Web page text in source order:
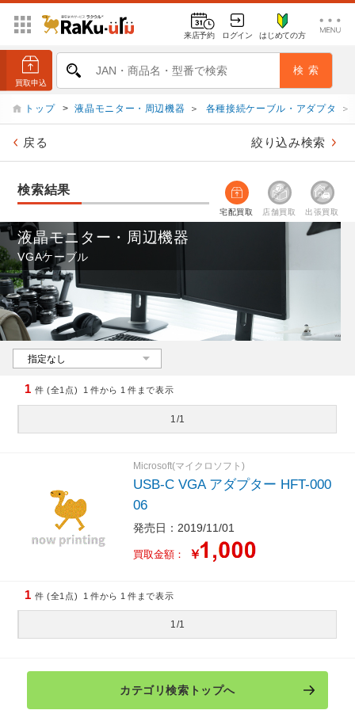
来店予約 ログイン はじめての方
トップ > 液晶モニター・周辺機器 ＞ 各種接続ケーブル・アダプタ ＞
戻る 絞り込み検索
検索結果
宅配買取 店舗買取 出張買取
液晶モニター・周辺機器
VGAケーブル
1 件 (全1点) 1 件から 1 件まで表示
1/1
Microsoft(マイクロソフト)
USB-C VGA アダプター HFT-000
06
発売日：2019/11/01
買取金額： ￥
1 件 (全1点) 1 件から 1 件まで表示
1/1
カテゴリ検索トップへ